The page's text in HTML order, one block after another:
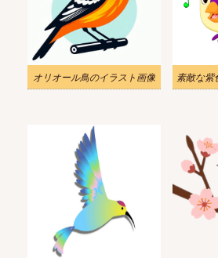
オリオール鳥のイラスト画像